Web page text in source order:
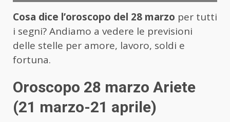
Cosa dice l’oroscopo del 28 marzo per tutti
i segni? Andiamo a vedere le previsioni
delle stelle per amore, lavoro, soldi e
fortuna.
Oroscopo 28 marzo Ariete
(21 marzo-21 aprile)